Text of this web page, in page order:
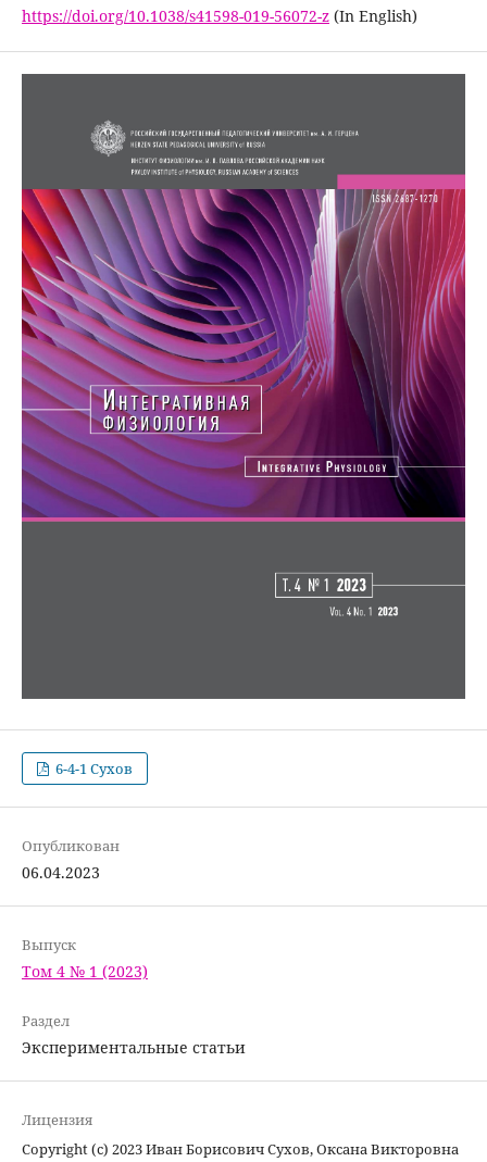
https://doi.org/10.1038/s41598-019-56072-z(In English)
6-4-1 Сухов
Опубликован
06.04.2023
Выпуск
Том 4 № 1 (2023)
Раздел
Экспериментальные статьи
Лицензия
Copyright (c) 2023 Иван Борисович Сухов, Оксана Викторовна